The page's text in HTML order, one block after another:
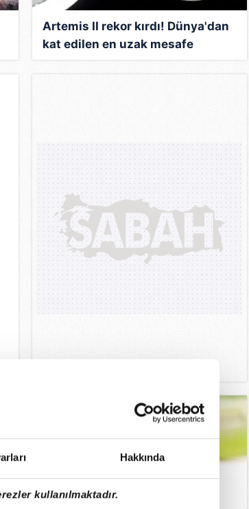
Hakkında
kullanılmaktadır.
Artemis II rekor kırdı! Dünya'dan
kat edilen en uzak mesafe